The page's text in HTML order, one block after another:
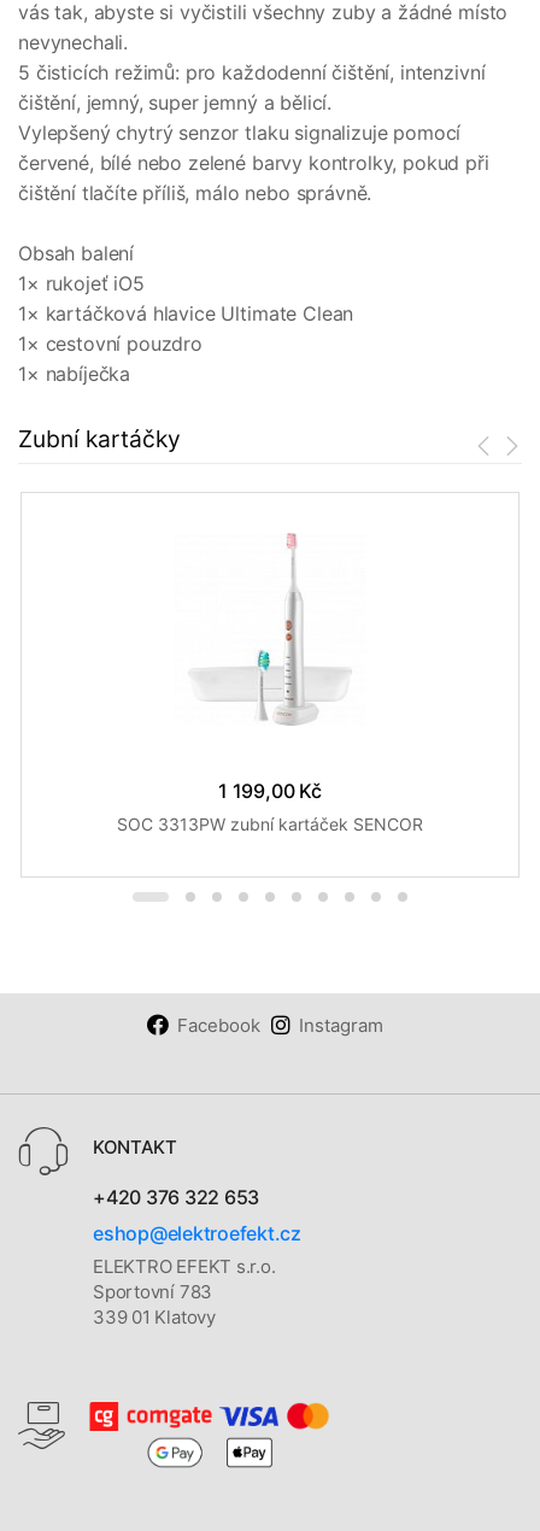
vás tak, abyste si vyčistili všechny zuby a žádné místo
nevynechali.
5 čisticích režimů: pro každodenní čištění, intenzivní
čištění, jemný, super jemný a bělicí.
Vylepšený chytrý senzor tlaku signalizuje pomocí
červené, bílé nebo zelené barvy kontrolky, pokud při
čištění tlačíte příliš, málo nebo správně.
Obsah balení
1× rukojeť iO5
1× kartáčková hlavice Ultimate Clean
1× cestovní pouzdro
1× nabíječka
Zubní kartáčky
1 199,00 Kč
SOC 3313PW zubní kartáček SENCOR
Facebook Instagram
KONTAKT
+420 376 322 653
eshop@elektroefekt.cz
ELEKTRO EFEKT s.r.o.
Sportovní 783
339 01 Klatovy